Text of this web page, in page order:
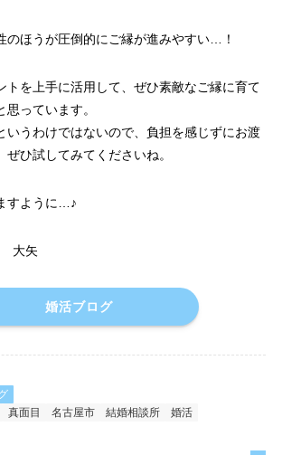
のほうが圧倒的にご縁が進みやすい…！
トを上手に活用して、ぜひ素敵なご縁に育て
っています。
いうわけではないので、負担を感じずにお渡
ぜひ試してみてくださいね。
すように…♪
大矢
婚活ブログ
真面目 名古屋市 結婚相談所 婚活